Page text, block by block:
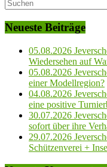
Neueste Beiträge
05.08.2026
Wiedersehen auf
05.08.2026
einer Modellregion?
04.08.2026
eine positive
30.07.2026
sofort über ihre
29.07.2026
Schützenverei +